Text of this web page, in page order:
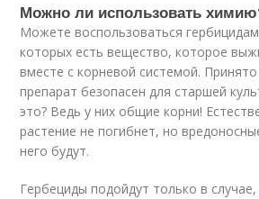
Можно ли использовать
Можете воспользоваться
которых есть вещество, которое
вместе с корневой системой.
препарат безопасен для старшей
это? Ведь у них общие корни!
растение не погибнет, но
него будут.
Гербециды подойдут только в